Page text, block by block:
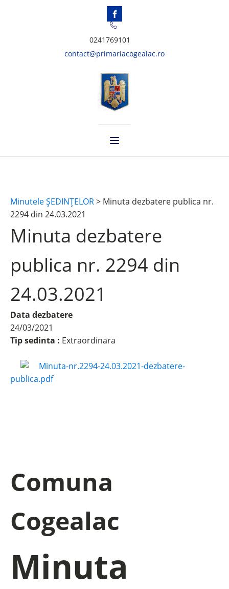
0241769101
contact@primariacogealac.ro
Minutele ŞEDINŢELOR> Minuta dezbatere publica nr.
2294 din 24.03.2021
Minuta dezbatere
publica nr. 2294 din
24.03.2021
Data dezbatere
24/03/2021
Tip sedinta : Extraordinara
Minuta-nr.2294-24.03.2021-dezbatere-
publica.pdf
Comuna
Cogealac
Minuta